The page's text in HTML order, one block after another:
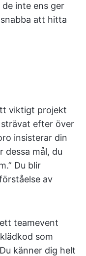
inte ens ger
att hitta
viktigt projekt
efter över
insisterar din
dessa mål, du
Du blir
av
teamevent
som
känner dig helt